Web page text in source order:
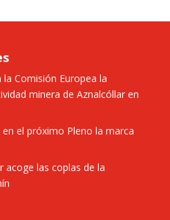
la Comisión Europea la
minera de Aznalcóllar en
el próximo Pleno la marca
acoge las coplas de la